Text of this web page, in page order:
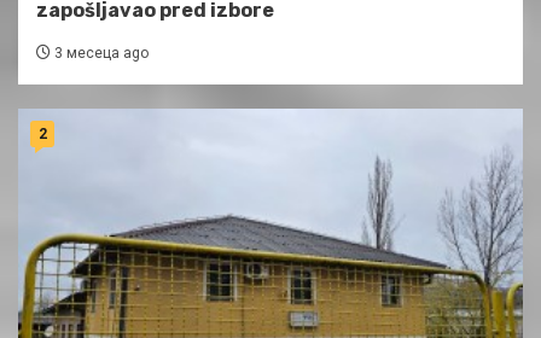
zapošljavao pred izbore
3 месеца ago
2